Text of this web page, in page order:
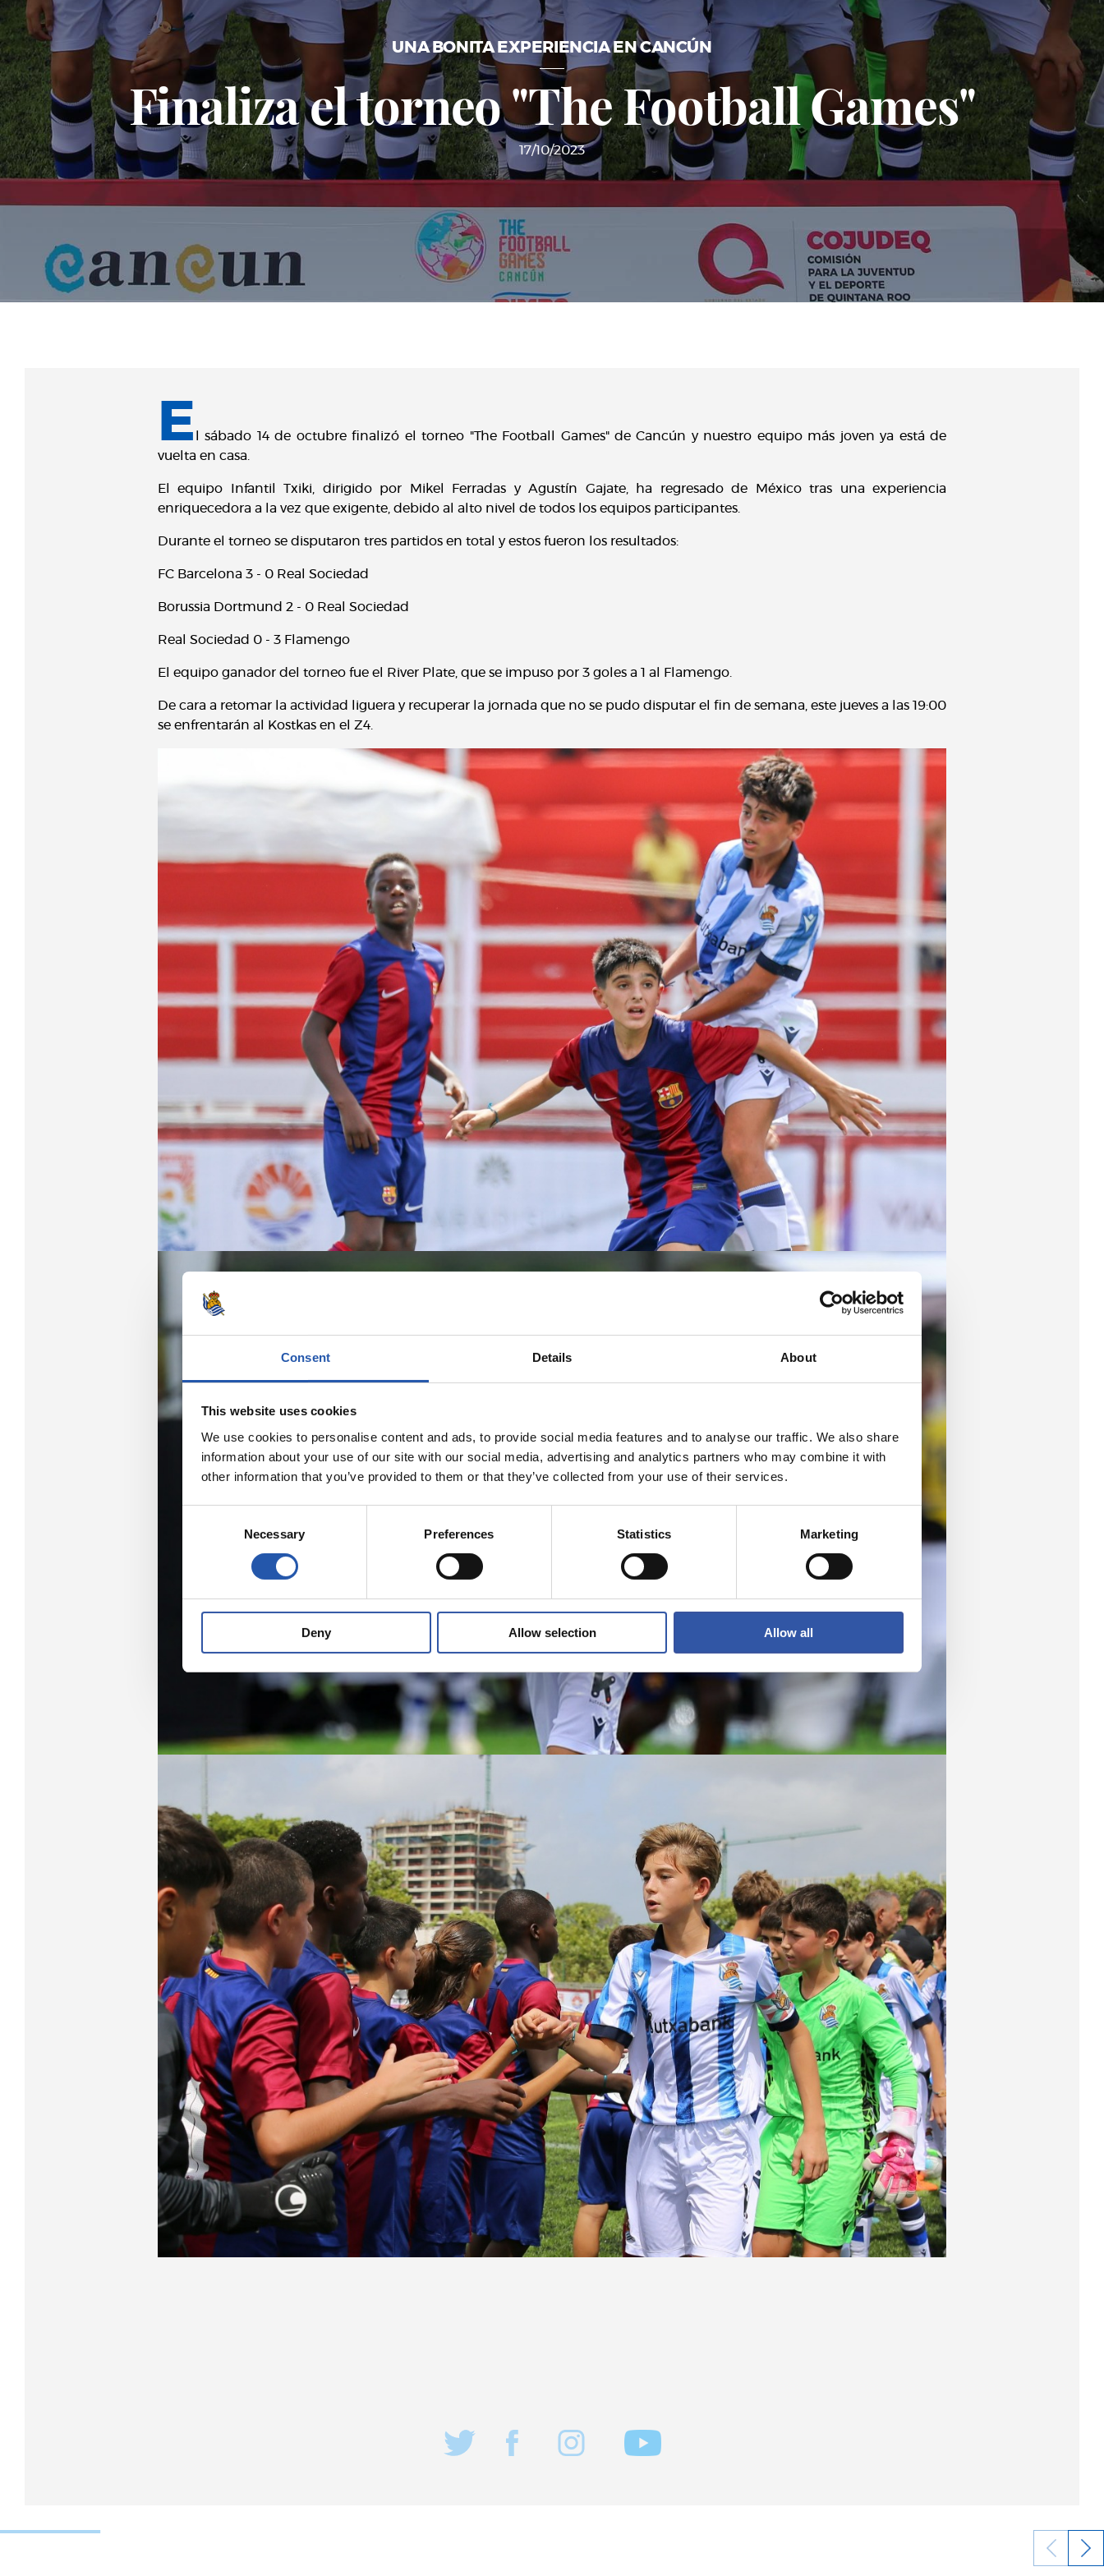
Consent Details About
This website uses cookies
We use cookies to personalise content and ads, to provide social media features and to analyse our traffic. We also share
information about your use of our site with our social media, advertising and analytics partners who may combine it with
other information that you’ve provided to them or that they’ve collected from your use of their services.
Necessary Preferences Statistics Marketing
Deny Allow selection Allow all
UNA BONITA EXPERIENCIA EN CANCÚN
Finaliza el torneo "The Football Games"
17/10/2023
E
l sábado 14 de octubre finalizó el torneo "The Football Games" de Cancún y nuestro equipo más joven ya está de
vuelta en casa.
El equipo Infantil Txiki, dirigido por Mikel Ferradas y Agustín Gajate, ha regresado de México tras una experiencia
enriquecedora a la vez que exigente, debido al alto nivel de todos los equipos participantes.
Durante el torneo se disputaron tres partidos en total y estos fueron los resultados:
FC Barcelona 3 - 0 Real Sociedad
Borussia Dortmund 2 - 0 Real Sociedad
Real Sociedad 0 - 3 Flamengo
El equipo ganador del torneo fue el River Plate, que se impuso por 3 goles a 1 al Flamengo.
De cara a retomar la actividad liguera y recuperar la jornada que no se pudo disputar el fin de semana, este jueves a las 19:00
se enfrentarán al Kostkas en el Z4.